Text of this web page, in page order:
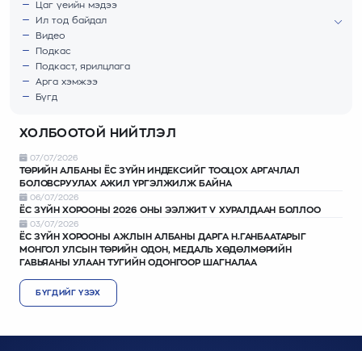
Цаг үеийн мэдээ
Ил тод байдал
Видео
Подкас
Подкаст, ярилцлага
Арга хэмжээ
Бүгд
ХОЛБООТОЙ НИЙТЛЭЛ
07/07/2026
ТӨРИЙН АЛБАНЫ ЁС ЗҮЙН ИНДЕКСИЙГ ТООЦОХ АРГАЧЛАЛ
БОЛОВСРУУЛАХ АЖИЛ ҮРГЭЛЖИЛЖ БАЙНА
06/07/2026
ЁС ЗҮЙН ХОРООНЫ 2026 ОНЫ ЭЭЛЖИТ V ХУРАЛДААН БОЛЛОО
03/07/2026
ЁС ЗҮЙН ХОРООНЫ АЖЛЫН АЛБАНЫ ДАРГА Н.ГАНБААТАРЫГ
МОНГОЛ УЛСЫН ТӨРИЙН ОДОН, МЕДАЛЬ ХӨДӨЛМӨРИЙН
ГАВЬЯАНЫ УЛААН ТУГИЙН ОДОНГООР ШАГНАЛАА
БҮГДИЙГ ҮЗЭХ